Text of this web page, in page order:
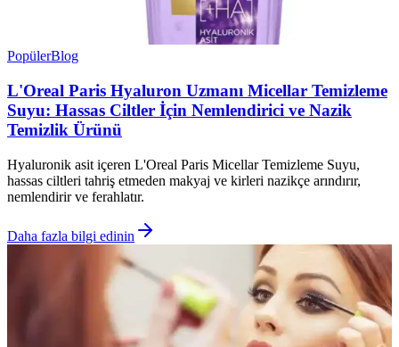
PopülerBlog
L'Oreal Paris Hyaluron Uzmanı Micellar Temizleme
Suyu: Hassas Ciltler İçin Nemlendirici ve Nazik
Temizlik Ürünü
Hyaluronik asit içeren L'Oreal Paris Micellar Temizleme Suyu,
hassas ciltleri tahriş etmeden makyaj ve kirleri nazikçe arındırır,
nemlendirir ve ferahlatır.
Daha fazla bilgi edinin